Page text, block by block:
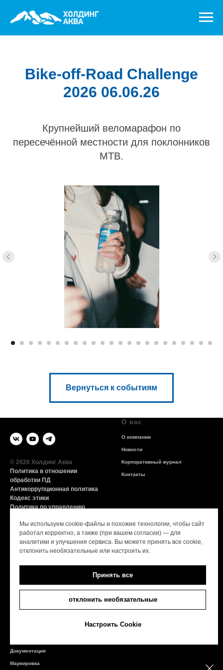
Bike-off-Road Challenge
2026 06.06.26
Крупнейший веломарафон по
пересечённой местности для поклонников
MTB.
Вернуться к событиям
Мы используем cookie-файлы и похожие технологии, чтобы сайт
работал корректно, а также (при вашем согласии) — для
аналитики и улучшения сервиса. Вы можете принять все cookie,
отклонить необязательные или настроить их.
Принять все
отклонить необязательные
Настроить Cookie
© 2026 Холдинг Аква
Политика в отношении
обработки ПД
Антикоррупционная политика
Кодекс этики
Политика по управлению
СОУТ
О нас
О компании
Новости
Корпоративный журнал
Контакты
Продукция
Документация
Маркировка
Информация
Партнёрам
Оригинал VS Контрафакт
Единая горячая линия